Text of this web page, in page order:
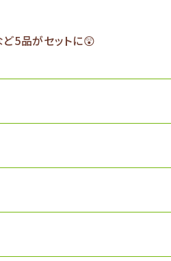
5品がセットに😲